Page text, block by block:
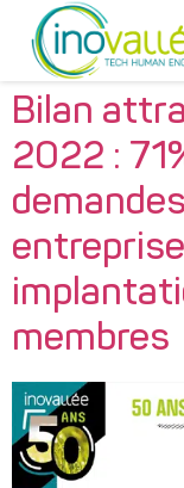
Bilan
2022 :
membres